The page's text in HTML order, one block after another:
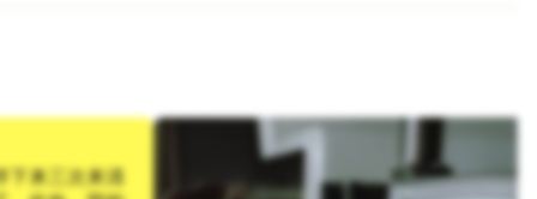
下来三次来清